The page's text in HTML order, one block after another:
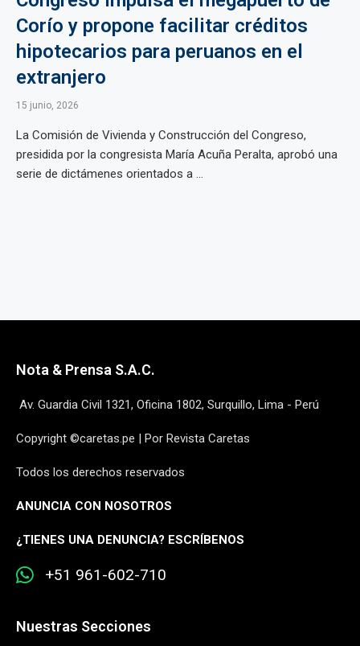
Corío y propone facilitar créditos
hipotecarios para peruanos en el
extranjero
15 junio, 2026
La Comisión de Vivienda y Construcción del Congreso,
presidida por la congresista María Acuña Peralta, aprobó una
serie de dictámenes orientados a ...
Nota & Prensa S.A.C.
Av. Guardia Civil 1321, Oficina 1802, Surquillo, Lima - Perú
Copyright ©caretas.pe | Por Revista Caretas
Todos los derechos reservados
ANUNCIA CON NOSOTROS
¿TIENES UNA DENUNCIA? ESCRÍBENOS
+51 961-602-710
Nuestras Secciones